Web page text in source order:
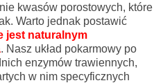
kwasów porostowych, które
Warto jednak postawić
jest naturalnym
. Nasz układ pokarmowy po
enzymów trawiennych,
w nim specyficznych